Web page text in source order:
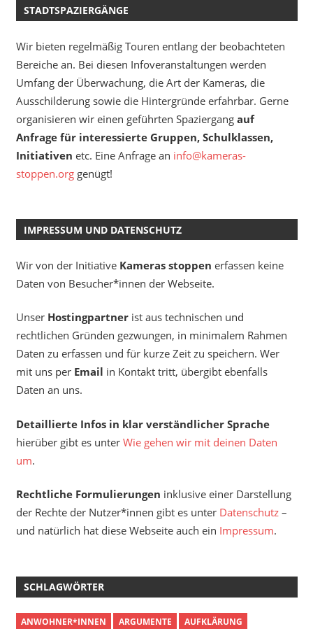
STADTSPAZIERGÄNGE
Wir bieten regelmäßig Touren entlang der beobachteten
Bereiche an. Bei diesen Infoveranstaltungen werden
Umfang der Überwachung, die Art der Kameras, die
Ausschilderung sowie die Hintergründe erfahrbar. Gerne
organisieren wir einen geführten Spaziergang auf
Anfrage für interessierte Gruppen, Schulklassen,
Initiativen etc. Eine Anfrage an info@kameras-
stoppen.orggenügt!
IMPRESSUM UND DATENSCHUTZ
Wir von der Initiative Kameras stoppen erfassen keine
Daten von Besucher*innen der Webseite.
Unser Hostingpartnerist aus technischen und
rechtlichen Gründen gezwungen, in minimalem Rahmen
Daten zu erfassen und für kurze Zeit zu speichern. Wer
mit uns per Email in Kontakt tritt, übergibt ebenfalls
Daten an uns.
Detaillierte Infos in klar verständlicher Sprache
hierüber gibt es unter Wie gehen wir mit deinen Daten
um.
Rechtliche Formulierungen inklusive einer Darstellung
der Rechte der Nutzer*innen gibt es unter Datenschutz–
und natürlich hat diese Webseite auch ein Impressum.
SCHLAGWÖRTER
ANWOHNER*INNEN ARGUMENTE
AUFKLÄRUNG